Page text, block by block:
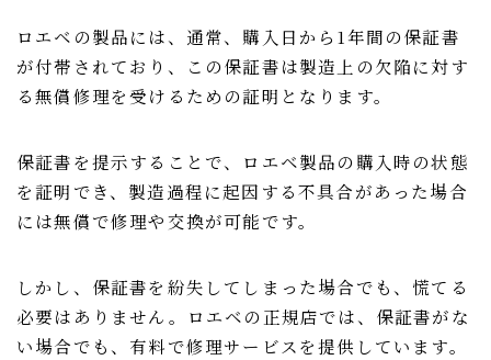
ロエベの製品には、通常、購入日から1年間の保証書
が付帯されており、この保証書は製造上の欠陥に対す
る無償修理を受けるための証明となります。
保証書を提示することで、ロエベ製品の購入時の状態
を証明でき、製造過程に起因する不具合があった場合
には無償で修理や交換が可能です。
しかし、保証書を紛失してしまった場合でも、慌てる
必要はありません。ロエベの正規店では、保証書がな
い場合でも、有料で修理サービスを提供しています。